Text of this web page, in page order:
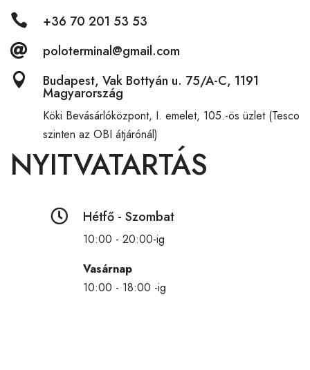
 +36 70 201 53 53
 poloterminal@gmail.com
 Budapest, Vak Bottyán u. 75/A-C, 1191
Magyarország
Köki Bevásárlóközpont, I. emelet, 105.-ös üzlet (Tesco
szinten az OBI átjárónál)
NYITVATARTÁS
 Hétfő - Szombat
10:00 - 20:00-ig
Vasárnap
10:00 - 18:00 -ig